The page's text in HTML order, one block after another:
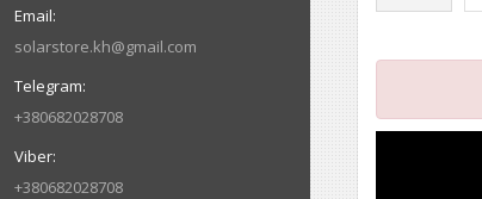
solarstore.kh@gmail.com
+380682028708
+380682028708